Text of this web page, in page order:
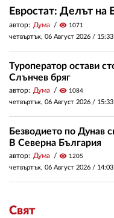
Евростат: Делът на
автор: Дума visibility 1071
четвъртък, 06 Август 2026 / 15:33
Туроператор остави
Слънчев бряг
автор: Дума visibility 1084
четвъртък, 06 Август 2026 / 15:33
Безводието по Дунав
В Северна България
автор: Дума visibility 1205
четвъртък, 06 Август 2026 / 14:03
Свят